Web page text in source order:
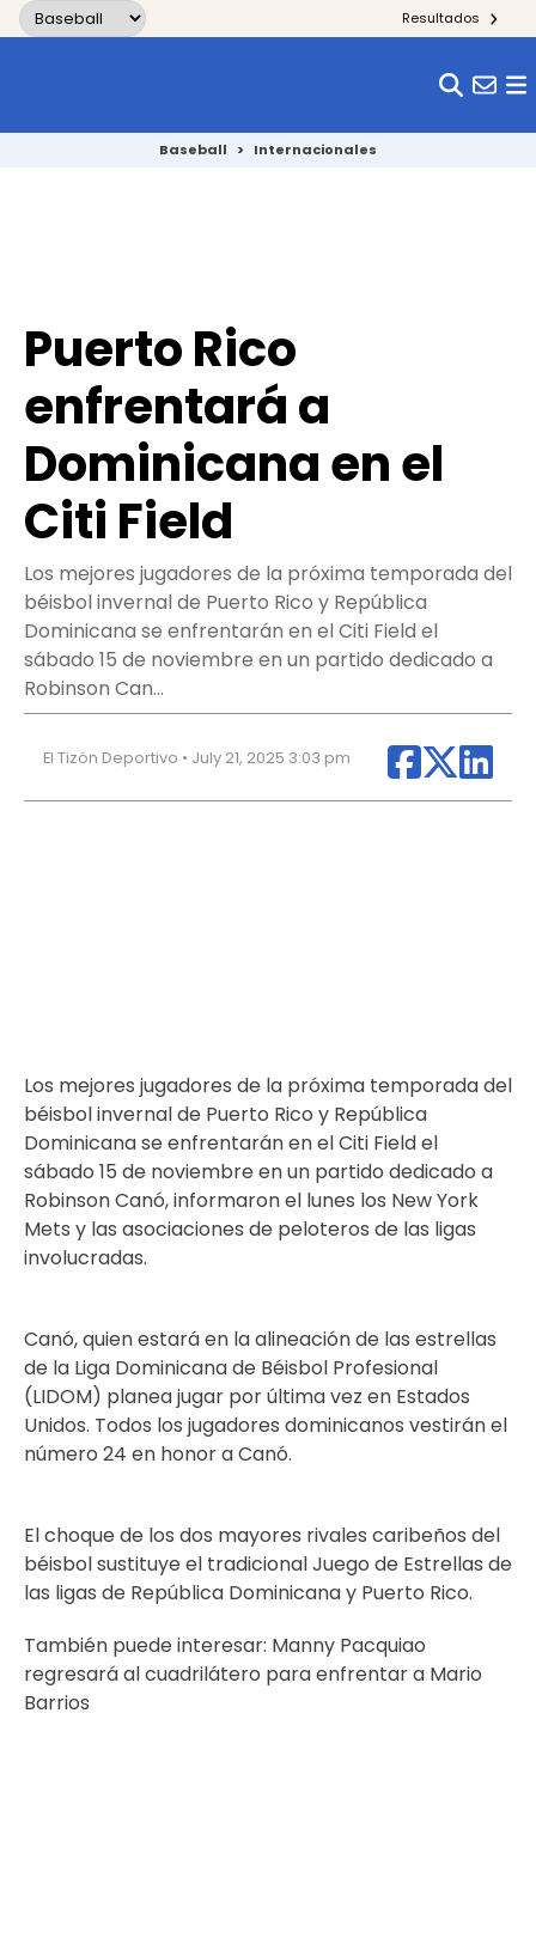
Skip to content Resultados
Baseball > Internacionales
Puerto Rico
enfrentará a
Dominicana en el
Citi Field
Los mejores jugadores de la próxima temporada del
béisbol invernal de Puerto Rico y República
Dominicana se enfrentarán en el Citi Field el
sábado 15 de noviembre en un partido dedicado a
Robinson Can…
El Tizón Deportivo • July 21, 2025 3:03 pm
Los mejores jugadores de la próxima temporada del
béisbol invernal de Puerto Rico y República
Dominicana se enfrentarán en el Citi Field el
sábado 15 de noviembre en un partido dedicado a
Robinson Canó, informaron el lunes los New York
Mets y las asociaciones de peloteros de las ligas
involucradas.
Canó, quien estará en la alineación de las estrellas
de la Liga Dominicana de Béisbol Profesional
(LIDOM) planea jugar por última vez en Estados
Unidos. Todos los jugadores dominicanos vestirán el
número 24 en honor a Canó.
El choque de los dos mayores rivales caribeños del
béisbol sustituye el tradicional Juego de Estrellas de
las ligas de República Dominicana y Puerto Rico.
También puede interesar: Manny Pacquiao
regresará al cuadrilátero para enfrentar a Mario
Barrios